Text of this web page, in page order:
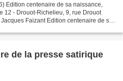
Edition centenaire de sa naissance,
12 - Drouot-Richelieu, 9, rue Drouot
Faizant Edition centenaire de sa
de la presse satirique